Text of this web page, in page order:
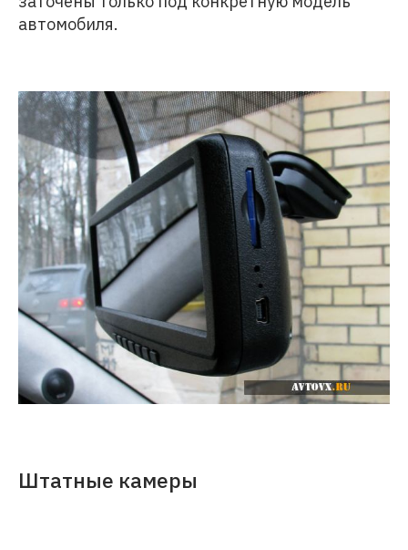
автомобиля.
Штатные камеры